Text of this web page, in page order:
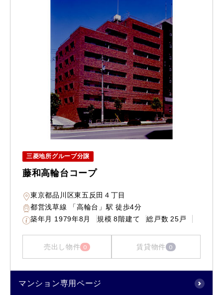
三菱地所グループ分譲
藤和高輪台コープ
東京都品川区東五反田４丁目
都営浅草線 「高輪台」駅 徒歩4分
築年月 1979年8月 規模 8階建て 総戸数 25戸
売出し物件 0 賃貸物件 0
マンション専用ページ